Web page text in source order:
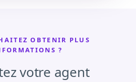
OBTENIR PLUS
?
votre agent